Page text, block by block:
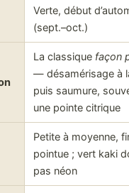
Verte, début
(sept.–oct.)
La classique façon
— désamérisage à
puis saumure,
une pointe citrique
Petite à moyenne,
pointue ; vert kaki
pas néon